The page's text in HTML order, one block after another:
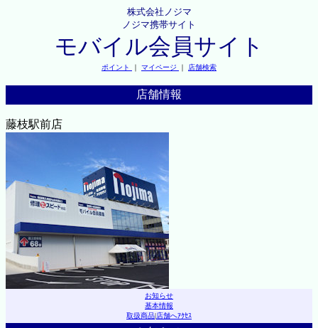
株式会社ノジマ
ノジマ携帯サイト
モバイル会員サイト
ポイント ｜ マイページ ｜ 店舗検索
店舗情報
藤枝駅前店
お知らせ
基本情報
取扱商品|店舗へｱｸｾｽ